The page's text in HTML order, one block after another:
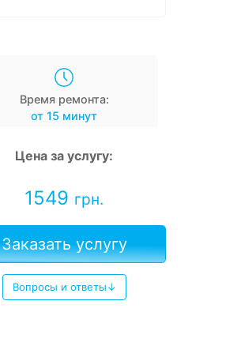
Время ремонта:
от 15 минут
Цена за услугу:
1549 грн.
Заказать услугу
Вопросы и ответы↓